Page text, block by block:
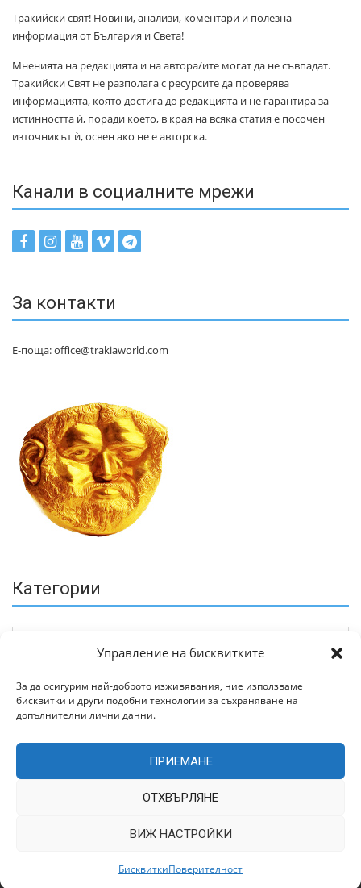
Управление на бисквитките
За да осигурим най-доброто изживявания, ние използваме
бисквитки и други подобни технологии за съхраняване на
допълнителни лични данни.
ПРИЕМАНЕ
ОТХВЪРЛЯНЕ
ВИЖ НАСТРОЙКИ
БисквиткиПоверителност
Тракийски свят! Новини, анализи, коментари и полезна
информация от България и Света!
Мненията на редакцията и на автора/ите могат да не съвпадат.
Тракийски Свят не разполага с ресурсите да проверява
информацията, която достига до редакцията и не гарантира за
истинността ѝ, поради което, в края на всяка статия е посочен
източникът ѝ, освен ако не е авторска.
Канали в социалните мрежи
За контакти
Е-поща: office@trakiaworld.com
Категории
Архив
TrakiaWorld.com само с позоваване на източника.